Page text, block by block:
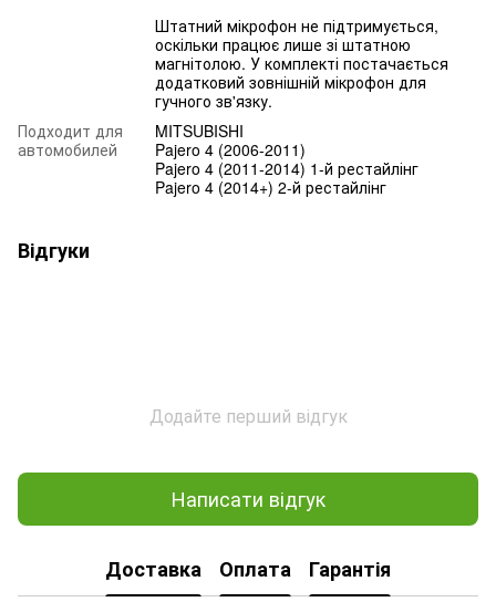
Штатний мікрофон не підтримується,
оскільки працює лише зі штатною
магнітолою. У комплекті постачається
додатковий зовнішній мікрофон для
гучного зв'язку.
Подходит для
автомобилей
MITSUBISHI
Pajero 4 (2006-2011)
Pajero 4 (2011-2014) 1-й рестайлінг
Pajero 4 (2014+) 2-й рестайлінг
Відгуки
Додайте перший відгук
Написати відгук
Доставка Оплата Гарантія